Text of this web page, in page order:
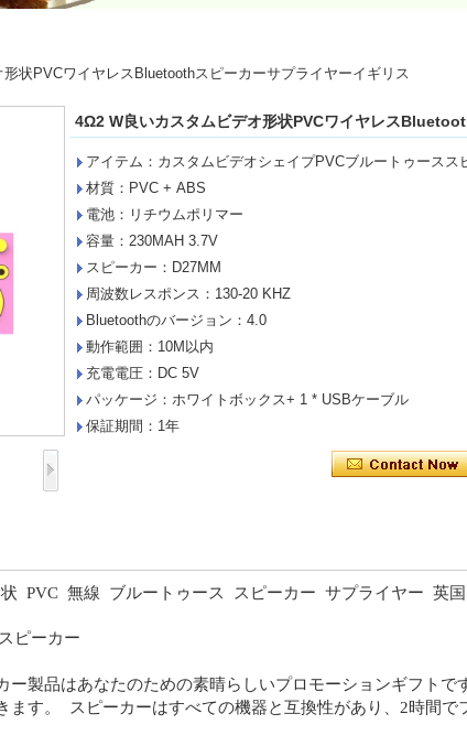
状PVCワイヤレスBluetoothスピーカーサプライヤーイギリス
4Ω2 W良いカスタムビデオ形状PVCワイヤレス
アイテム：カスタムビデオシェイプPVCブルートゥースス
材質：PVC + ABS
電池：リチウムポリマー
容量：230MAH 3.7V
スピーカー：D27MM
周波数レスポンス：130-20 KHZ
Bluetoothのバージョン：4.0
動作範囲：10M以内
充電電圧：DC 5V
パッケージ：ホワイトボックス+ 1 * USBケーブル
保証期間：1年
PVC 無線 ブルートゥース スピーカー サプライヤー 英国
ピーカー
ー製品はあなたのための素晴らしいプロモーションギフトで
ます。
スピーカーはすべての機器と互換性があり、2時間で